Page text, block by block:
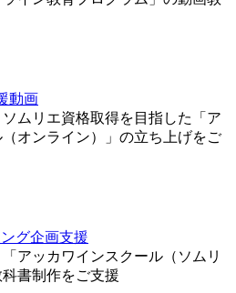
動画
ムリエ資格取得を目指した「ア
オンライン）」の立ち上げをご
グ企画支援
アッカワインスクール（ソムリ
書制作をご支援